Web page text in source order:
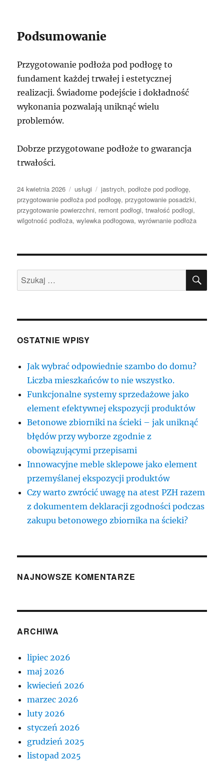
Podsumowanie
Przygotowanie podłoża pod podłogę to
fundament każdej trwałej i estetycznej
realizacji. Świadome podejście i dokładność
wykonania pozwalają uniknąć wielu
problemów.
Dobrze przygotowane podłoże to gwarancja
trwałości.
Data
publikacji
24 kwietnia 2026 Kategorie
usługi Tagi
jastrych,podłoże pod podłogę,
przygotowanie podłoża pod podłogę,przygotowanie posadzki,
przygotowanie powierzchni, remont podłogi,trwałość podłogi,
wilgotność podłoża,wylewka podłogowa,wyrównanie podłoża
Szukaj:
OSTATNIE WPISY
Jak wybrać odpowiednie szambo do domu?
Liczba mieszkańców to nie wszystko.
Funkcjonalne systemy sprzedażowe jako
element efektywnej ekspozycji produktów
Betonowe zbiorniki na ścieki – jak uniknąć
błędów przy wyborze zgodnie z
obowiązującymi przepisami
Innowacyjne meble sklepowe jako element
przemyślanej ekspozycji produktów
Czy warto zwrócić uwagę na atest PZH razem
z dokumentem deklaracji zgodności podczas
zakupu betonowego zbiornika na ścieki?
NAJNOWSZE KOMENTARZE
ARCHIWA
lipiec 2026
maj 2026
kwiecień 2026
marzec 2026
luty 2026
styczeń 2026
grudzień 2025
listopad 2025